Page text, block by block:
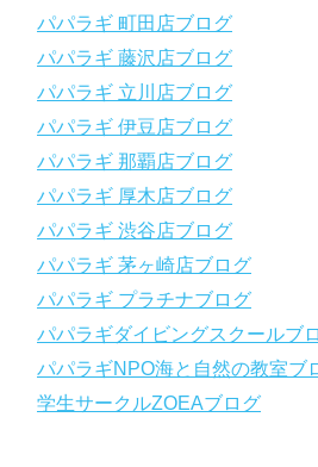
パパラギ公式LINEにご登録の上、メニ
タップ！
↓↓↓↓↓↓こちら
↓↓↓↓↓↓
https://www.papalagi.co.jp/lp/
＿＿＿＿＿＿＿＿＿＿＿＿＿＿＿＿＿
https://www.papalagi.co.jp/lp/
YouTubeで言えない話をこっそり配信
◆ライセンス取得の前に知っておきた
https://youtu.be/
◆ライセンス取得コースについて知りた
ode
【パパラギダイビングスクール ホーム
https://www.papalagi.co.jp
パパラギ 町田店ブログ
パパラギ 藤沢店ブログ
パパラギ 立川店ブログ
パパラギ 伊豆店ブログ
パパラギ 那覇店ブログ
パパラギ 厚木店ブログ
パパラギ 渋谷店ブログ
パパラギ 茅ヶ崎店ブログ
パパラギ プラチナブログ
パパラギダイビングスクールブ
パパラギNPO海と自然の教室ブ
学生サークルZOEAブログ